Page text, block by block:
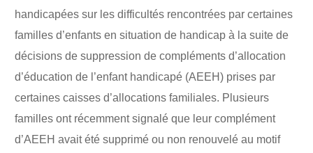
handicapées sur les difficultés rencontrées par certaines
familles d’enfants en situation de handicap à la suite de
décisions de suppression de compléments d’allocation
d’éducation de l’enfant handicapé (AEEH) prises par
certaines caisses d’allocations familiales. Plusieurs
familles ont récemment signalé que leur complément
d’AEEH avait été supprimé ou non renouvelé au motif